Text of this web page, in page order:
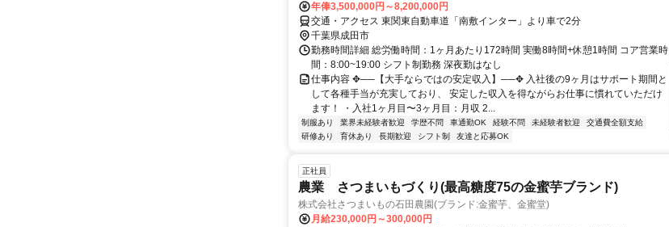
年俸3,500,000円～8,200,000円
交通・アクセス 東関東自動車道「南敷インター」より車で2分
千葉県成田市
勤務時間詳細 総労働時間：1ヶ月あたり172時間 実働8時間+休憩1時間 コア営業時
間：8:00~19:00 シフト制勤務 深夜勤はなし
仕事内容 ✥──【大手ならではの安定収入】──✥ 入社後の9ヶ月はサポート期間と
して各種手当が充実しており、 安定した収入を得ながらお仕事に慣れていただけ
ます！ ・入社1ヶ月目〜3ヶ月目：月収 2...
制服あり 業界未経験者歓迎 学歴不問 車通勤OK 経験不問 未経験者歓迎
交通費全額支給
研修あり
育休あり 長期歓迎 シフト制 友達と応募OK
正社員
農業 さつまいもづくり(最高糖度75の金蜜芋ブランド)
株式会社さつまいもの石田農園(ブランド:金蜜芋、金蜜堂)
月給230,000円～300,000円